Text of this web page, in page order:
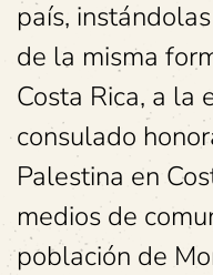
país,
de la misma
Costa Rica, a la
consulado
Palestina en
medios de
población de